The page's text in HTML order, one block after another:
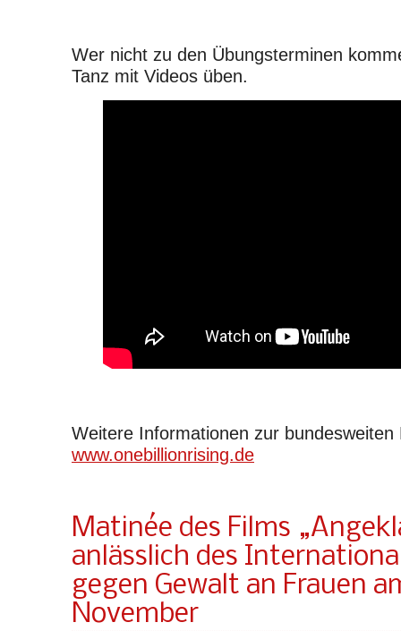
Wer nicht zu den Übungsterminen
Tanz mit Videos üben.
Weitere Informationen zur bundesweiten
www.onebillionrising.de
Matinée des Films
anlässlich des
gegen Gewalt an Frauen
November